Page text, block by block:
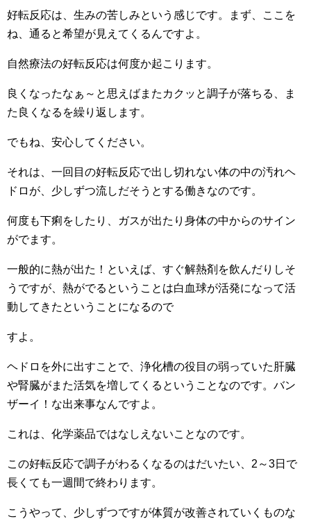
好転反応は、生みの苦しみという感じです。まず、ここを
ね、通ると希望が見えてくるんですよ。
自然療法の好転反応は何度か起こります。
良くなったなぁ～と思えばまたカクッと調子が落ちる、ま
た良くなるを繰り返します。
でもね、安心してください。
それは、一回目の好転反応で出し切れない体の中の汚れヘ
ドロが、少しずつ流しだそうとする働きなのです。
何度も下痢をしたり、ガスが出たり身体の中からのサイン
がでます。
一般的に熱が出た！といえば、すぐ解熱剤を飲んだりしそ
うですが、熱がでるということは白血球が活発になって活
動してきたということになるので
すよ。
ヘドロを外に出すことで、浄化槽の役目の弱っていた肝臓
や腎臓がまた活気を増してくるということなのです。バン
ザーイ！な出来事なんですよ。
これは、化学薬品ではなしえないことなのです。
この好転反応で調子がわるくなるのはだいたい、2～3日で
長くても一週間で終わります。
こうやって、少しずつですが体質が改善されていくものな